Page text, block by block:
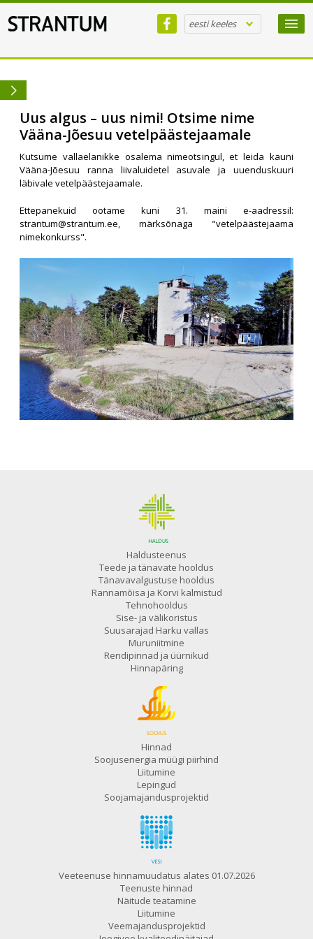
eesti keeles
Uus algus – uus nimi! Otsime nime
Vääna-Jõesuu vetelpäästejaamale
Kutsume vallaelanikke osalema nimeotsingul, et leida kauni
Vääna-Jõesuu ranna liivaluidetel asuvale ja uuenduskuuri
läbivale vetelpäästejaamale.
Ettepanekuid ootame kuni 31. maini e-aadressil:
strantum@strantum.ee, märksõnaga "vetelpäästejaama
nimekonkurss".
Haldusteenus
Teede ja tänavate hooldus
Tänavavalgustuse hooldus
Rannamõisa ja Korvi kalmistud
Tehnohooldus
Sise- ja välikoristus
Suusarajad Harku vallas
Muruniitmine
Rendipinnad ja üürnikud
Hinnapäring
Hinnad
Soojusenergia müügi piirhind
Liitumine
Lepingud
Soojamajandusprojektid
Veeteenuse hinnamuudatus alates 01.07.2026
Teenuste hinnad
Näitude teatamine
Liitumine
Veemajandusprojektid